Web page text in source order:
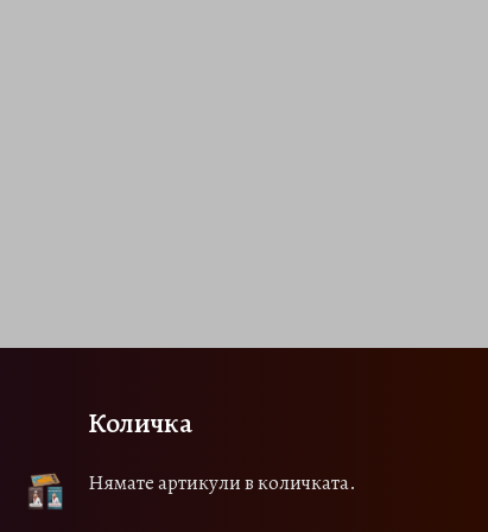
Количка
Нямате артикули в количката.